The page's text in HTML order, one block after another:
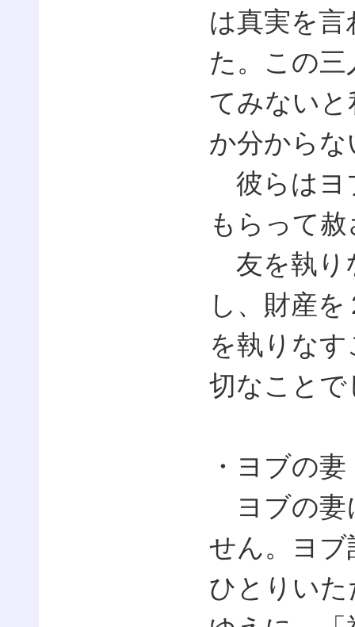
は真実を
た。この
てみない
か分から
彼らはヨ
もらって
友を執り
し、財産
を執りな
切なことで
・ヨブの妻
ヨブの妻
せん。ヨ
ひとりい